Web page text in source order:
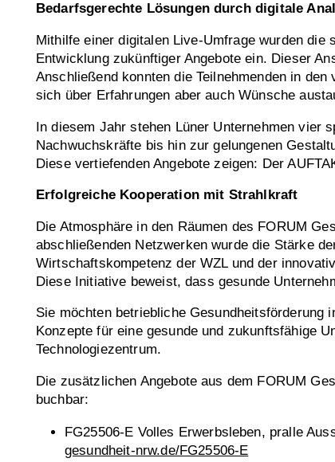
Bedarfsgerechte Lösungen durch digitale
Mithilfe einer digitalen Live-Umfrage wurden
Entwicklung zukünftiger Angebote ein. Dieser
Anschließend konnten die Teilnehmenden in
sich über Erfahrungen aber auch Wünsche
In diesem Jahr stehen Lüner Unternehmen vier
Nachwuchskräfte bis hin zur gelungenen
Diese vertiefenden Angebote zeigen: Der
Erfolgreiche Kooperation mit Strahlkraft
Die Atmosphäre in den Räumen des FORUM
abschließenden Netzwerken wurde die Stärke
Wirtschaftskompetenz der WZL und der
Diese Initiative beweist, dass gesunde
Sie möchten betriebliche Gesundheitsförderung
Konzepte für eine gesunde und zukunftsfähige
Technologiezentrum.
Die zusätzlichen Angebote aus dem FORUM
buchbar:
FG25506-E Volles Erwerbsleben, pralle
gesundheit-nrw.de/FG25506-E